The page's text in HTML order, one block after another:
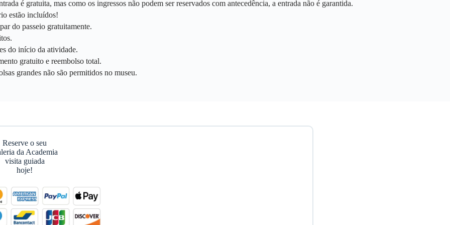
é gratuita, mas como os ingressos não podem ser reservados com antecedência, a entrada não é garantida.
estão incluídos!
do passeio gratuitamente.
do início da atividade.
gratuito e reembolso total.
grandes não são permitidos no museu.
Reserve o seu
da Academia
visita guiada
hoje!